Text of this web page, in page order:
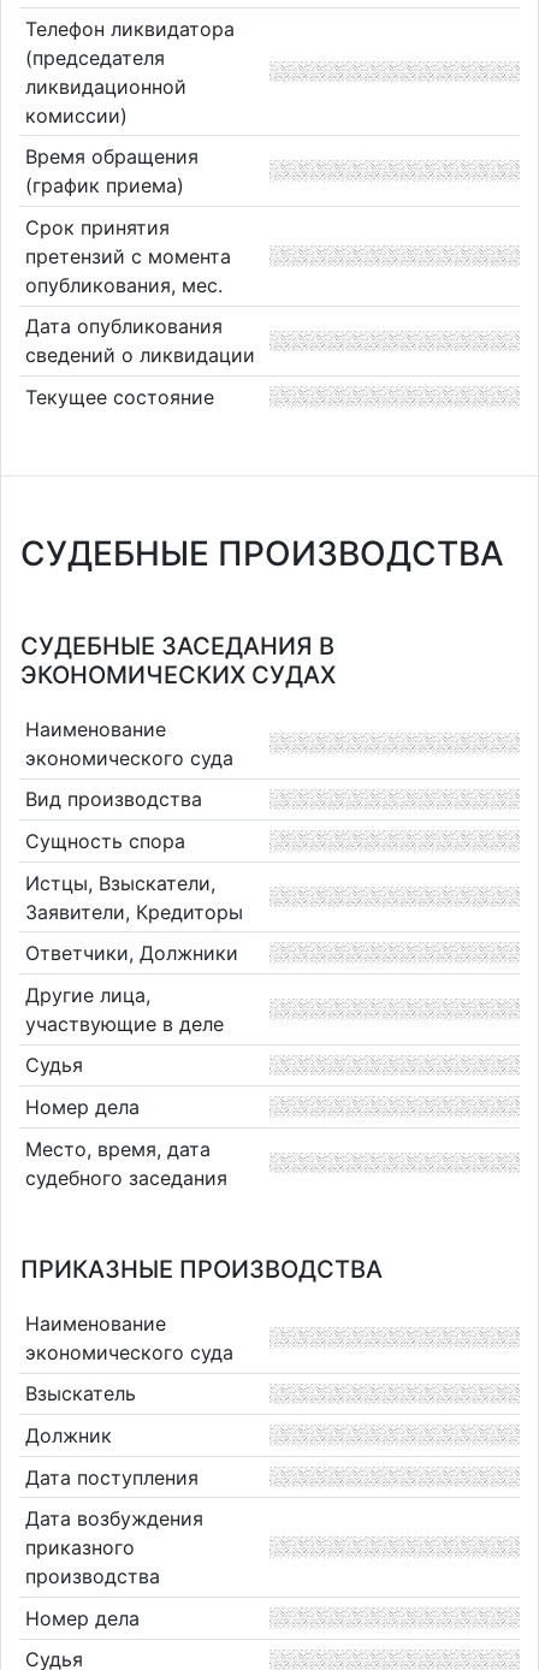
Телефон ликвидатора
(председателя
ликвидационной
комиссии)
Время обращения
(график приема)
Срок принятия
претензий с момента
опубликования, мес.
Дата опубликования
сведений о ликвидации
Текущее состояние
СУДЕБНЫЕ ПРОИЗВОДСТВА
СУДЕБНЫЕ ЗАСЕДАНИЯ В
ЭКОНОМИЧЕСКИХ СУДАХ
Наименование
экономического суда
Вид производства
Сущность спора
Истцы, Взыскатели,
Заявители, Кредиторы
Ответчики, Должники
Другие лица,
участвующие в деле
Судья
Номер дела
Место, время, дата
судебного заседания
ПРИКАЗНЫЕ ПРОИЗВОДСТВА
Наименование
экономического суда
Взыскатель
Должник
Дата поступления
Дата возбуждения
приказного
производства
Номер дела
Судья